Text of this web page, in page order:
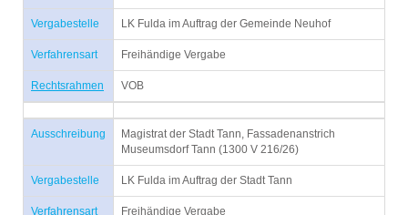
Vergabestelle LK Fulda im Auftrag der Gemeinde Neuhof
Verfahrensart Freihändige Vergabe
Rechtsrahmen VOB
Ausschreibung
Magistrat der Stadt Tann, Fassadenanstrich
Museumsdorf Tann (1300 V 216/26)
Vergabestelle LK Fulda im Auftrag der Stadt Tann
Verfahrensart Freihändige Vergabe